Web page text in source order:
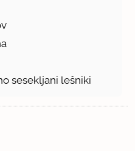
sesekljani lešniki